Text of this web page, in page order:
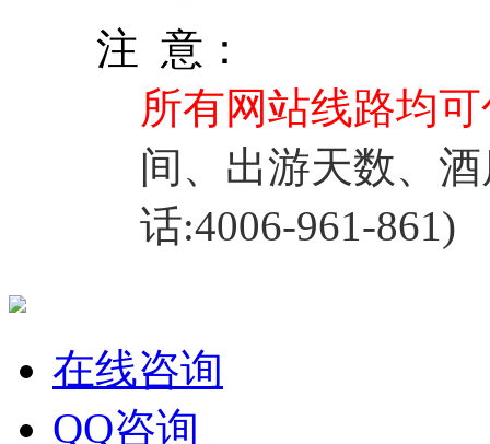
注 意：
所有网站线路均
间、出游天数、
话:4006-961-861)
在线咨询
QQ咨询